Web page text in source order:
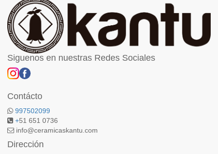
Siguenos en nuestras Redes Sociales
Contácto
997502099
+51 651 0736
info@ceramicaskantu.com
Dirección